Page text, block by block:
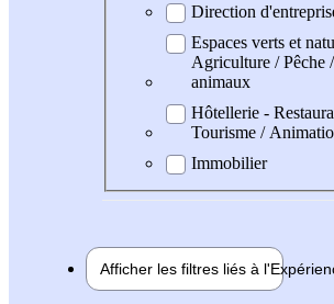
Direction
Espaces verts et
Agriculture / Pêche
animaux
Hôtellerie -
Tourisme /
Immobilier
Afficher les filtres liés à l'